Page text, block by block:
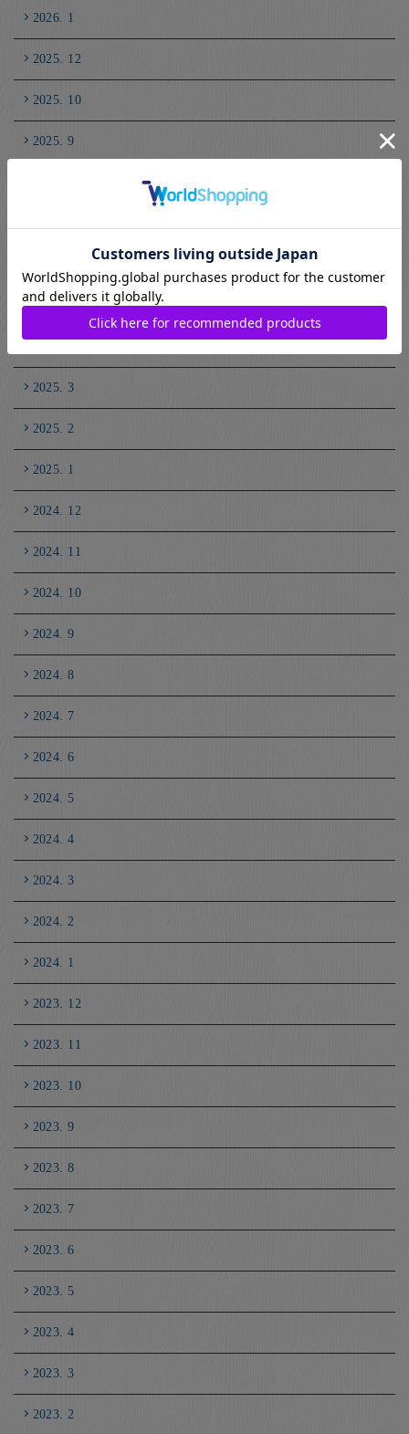
2026. 1
2025. 12
2025. 10
2025. 9
2025. 5
2025. 3
2025. 2
2025. 1
2024. 12
2024. 11
2024. 10
2024. 9
2024. 8
2024. 7
2024. 6
2024. 5
2024. 4
2024. 3
2024. 2
2024. 1
2023. 12
2023. 11
2023. 10
2023. 9
2023. 8
2023. 7
2023. 6
2023. 5
2023. 4
2023. 3
2023. 2